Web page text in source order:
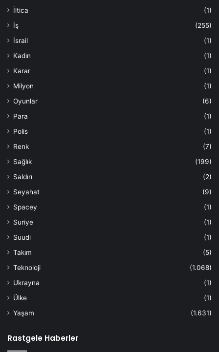
İltica
(1)
İş
(255)
İsrail
(1)
Kadın
(1)
Karar
(1)
Milyon
(1)
Oyunlar
(6)
Para
(1)
Polis
(1)
Renk
(7)
Sağlık
(199)
Saldırı
(2)
Seyahat
(9)
Spacey
(1)
Suriye
(1)
Suudi
(1)
Takım
(5)
Teknoloji
(1.068)
Ukrayna
(1)
Ülke
(1)
Yaşam
(1.631)
Rastgele Haberler